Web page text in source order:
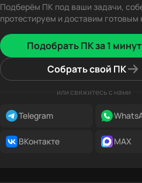
Подберём ПК под ваши задачи,
протестируем и доставим готовым
Подобрать ПК за 1
Собрать свой ПК
или свяжитесь с нами
Telegram
ВКонтакте MAX